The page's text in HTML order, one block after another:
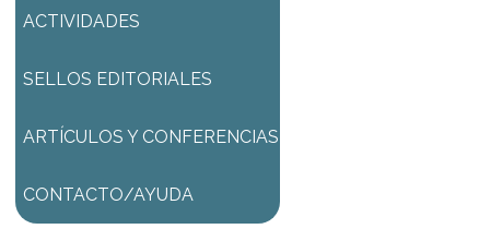
ACTIVIDADES
SELLOS EDITORIALES
ARTÍCULOS Y CONFERENCIAS
CONTACTO/AYUDA